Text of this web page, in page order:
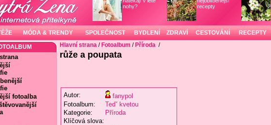
nohy?
recepty
MÓDA & TRENDY SPOLEČNOST BYDLENÍ ZDRAVÍ CESTOVÁNÍ RECEPTY
fotoalba
Hlavní strana/ Fotoalbum / Příroda /
růže a poupata
Autor:
fanypol
Fotoalbum:
Tedˇ kvetou
Kategorie:
Příroda
Klíčová slova: